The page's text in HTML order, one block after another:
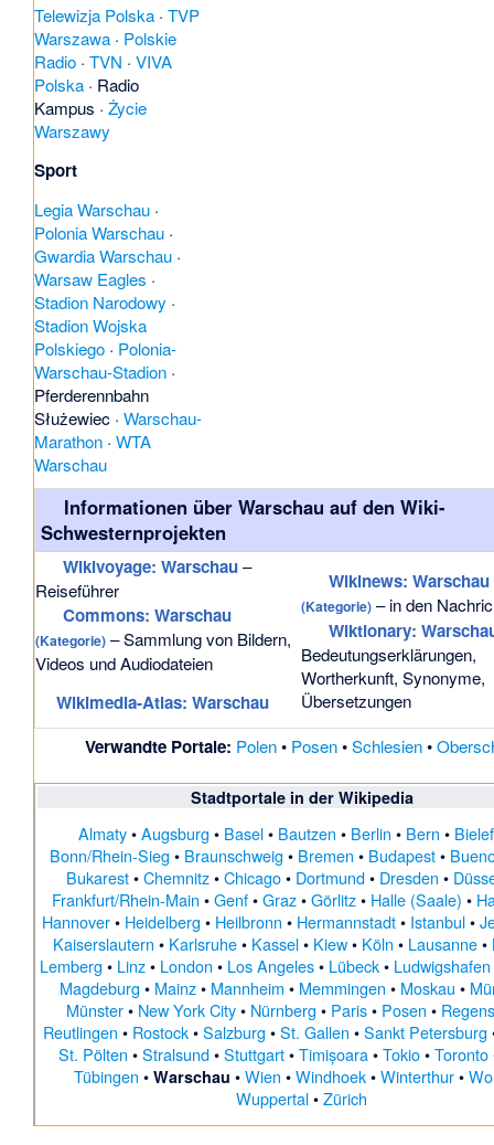
Telewizja Polska ·TVP
Warszawa · Polskie
Radio ·TVN ·VIVA
Polska · Radio
Kampus ·Życie
Warszawy
Sport
Legia Warschau ·
Polonia Warschau ·
Gwardia Warschau ·
Warsaw Eagles ·
Stadion Narodowy ·
Stadion Wojska
Polskiego · Polonia-
Warschau-Stadion ·
Pferderennbahn
Służewiec ·Warschau-
Marathon ·WTA
Warschau
Informationen über Warschau auf den Wiki-
Schwesternprojekten
Wikivoyage: Warschau–
Reiseführer
Commons: Warschau
(Kategorie) – Sammlung von Bildern,
Videos und Audiodateien
Wikimedia-Atlas: Warschau
Wikinews: Warschau
(Kategorie) – in den
Wiktionary:
Bedeutungserklärungen,
Wortherkunft, Synonyme,
Übersetzungen
Verwandte Portale: Polen• Posen•Schlesien•
Stadtportalein der Wikipedia
Almaty•Augsburg • Basel• Bautzen • Berlin • Bern •
Bonn/Rhein-Sieg • Braunschweig • Bremen • Budapest•
Bukarest•Chemnitz•Chicago• Dortmund• Dresden •
Frankfurt/Rhein-Main •Genf•Graz•Görlitz• Halle (Saale) •
Hannover• Heidelberg • Heilbronn • Hermannstadt• Istanbul•
Kaiserslautern • Karlsruhe• Kassel• Kiew• Köln • Lausanne•
Lemberg • Linz• London • Los Angeles• Lübeck• Ludwigshafen
Magdeburg • Mainz• Mannheim • Memmingen • Moskau •
Münster• New York City• Nürnberg • Paris• Posen •
Reutlingen • Rostock•Salzburg •St. Gallen •Sankt Petersburg
St. Pölten •Stralsund•Stuttgart•Timișoara•Tokio•Toronto
Tübingen •Warschau •Wien •Windhoek•Winterthur•
Wuppertal•Zürich